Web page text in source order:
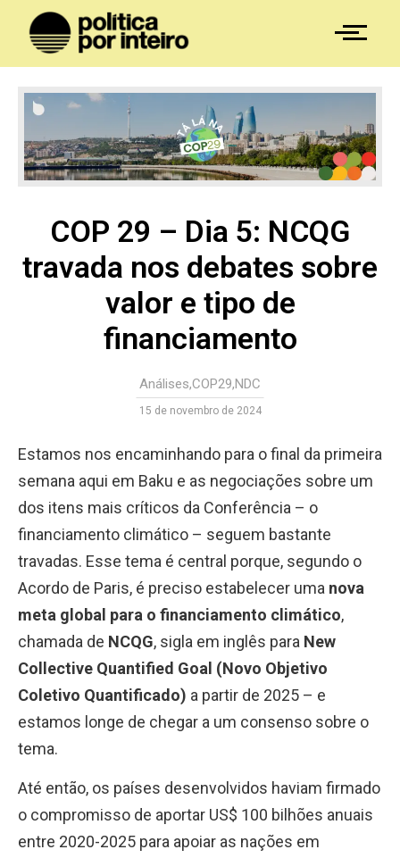
COP 29 – Dia 5: NCQG
travada nos debates sobre
valor e tipo de
financiamento
Análises,COP29,NDC
15 de novembro de 2024
Estamos nos encaminhando para o final da primeira
semana aqui em Baku e as negociações sobre um
dos itens mais críticos da Conferência – o
financiamento climático – seguem bastante
travadas. Esse tema é central porque, segundo o
Acordo de Paris, é preciso estabelecer uma nova
meta global para o financiamento climático,
chamada de NCQG, sigla em inglês para New
Collective Quantified Goal (Novo Objetivo
Coletivo Quantificado) a partir de 2025 – e
estamos longe de chegar a um consenso sobre o
tema.
Até então, os países desenvolvidos haviam firmado
o compromisso de aportar US$ 100 bilhões anuais
entre 2020-2025 para apoiar as nações em